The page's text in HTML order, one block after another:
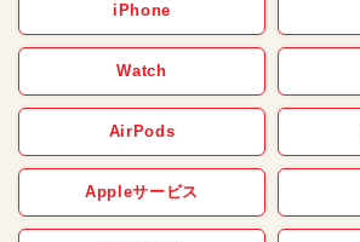
iPhone
Watch
AirPods
Appleサービス